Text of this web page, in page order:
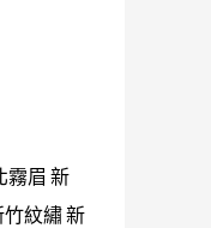
霧眉 新
竹紋繡新